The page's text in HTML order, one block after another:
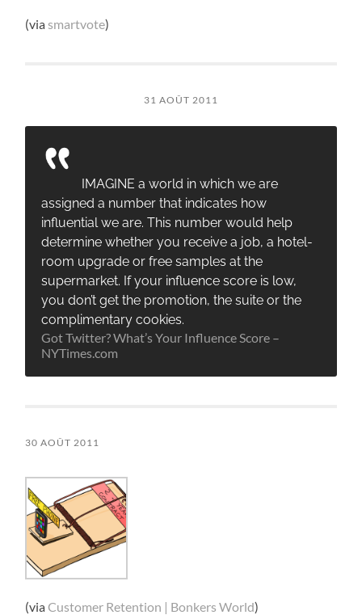
(via smartvote)
31 AOÛT 2011
IMAGINE a world in which we are
assigned a number that indicates how
influential we are. This number would help
determine whether you receive a job, a hotel-
room upgrade or free samples at the
supermarket. If your influence score is low,
you don’t get the promotion, the suite or the
complimentary cookies.
Got Twitter? What’s Your Influence Score –
NYTimes.com
30 AOÛT 2011
(viaCustomer Retention | Bonkers World)